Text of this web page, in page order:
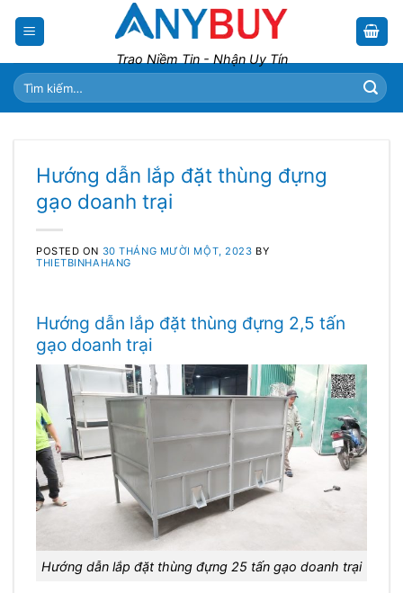
Trao Niềm Tin - Nhận Uy Tín
Tìm
kiếm:
Hướng dẫn lắp đặt thùng đựng
gạo doanh trại
POSTED ON 30 THÁNG MƯỜI MỘT, 2023 BY
THIETBINHAHANG
Hướng dẫn lắp đặt thùng đựng 2,5 tấn
gạo doanh trại
Hướng dẫn lắp đặt thùng đựng 25 tấn gạo doanh trại